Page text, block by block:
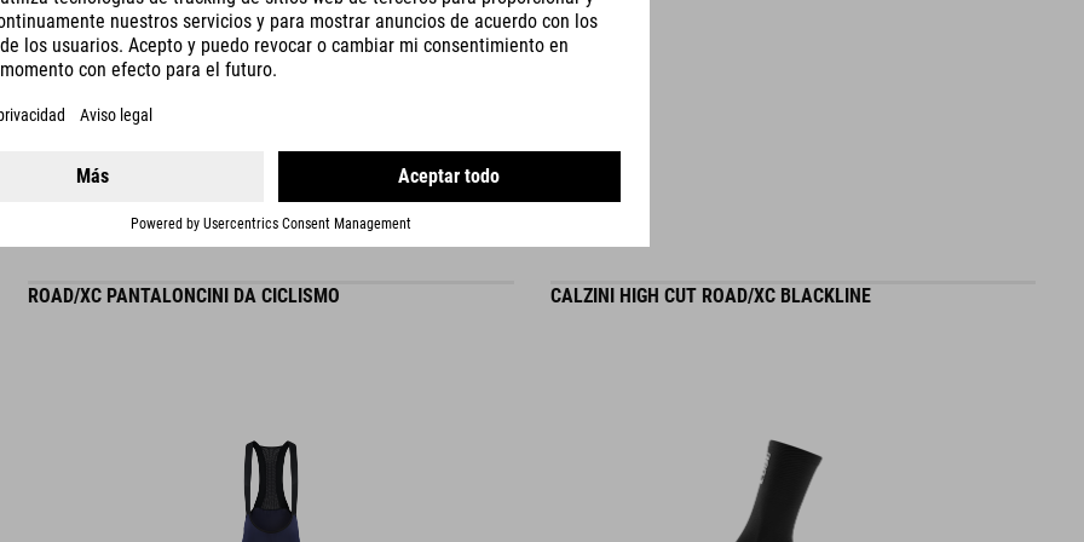
indice di rigidità: 9 REGNO UNITO 3-12
CM 22
READ MORE
ROAD/XC PANTALONCINI DA CICLISMO CALZINI HIGH CUT ROAD/XC BLACKLINE